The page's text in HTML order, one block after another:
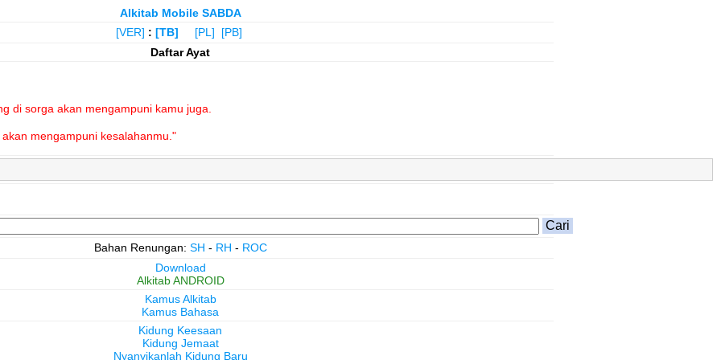
Alkitab Mobile SABDA
[VER] : [TB] [PL]
[PB]
Daftar Ayat
di sorga akan mengampuni kamu juga.
mengampuni kesalahanmu."
Bahan Renungan: SH - RH - ROC
Download
Alkitab ANDROID
Kamus Alkitab
Kamus Bahasa
Kidung Keesaan
Kidung Jemaat
Nyanyikanlah Kidung Baru